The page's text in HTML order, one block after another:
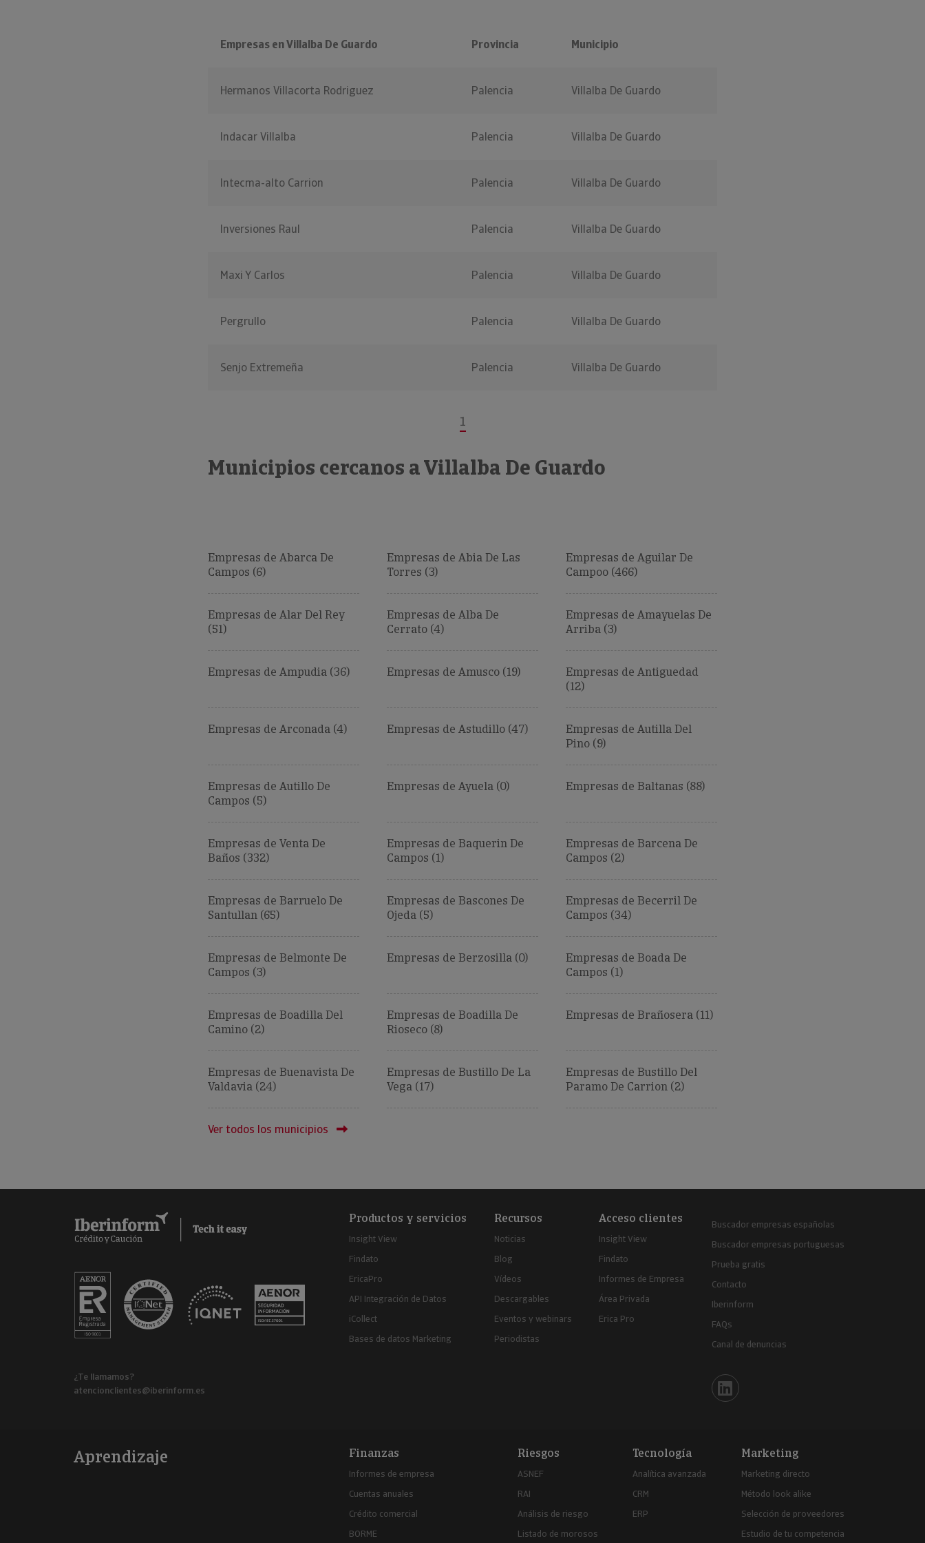
Empresas en Villalba De Guardo Provincia Municipio
Hermanos Villacorta Rodriguez Palencia Villalba De Guardo
Indacar Villalba Palencia Villalba De Guardo
Intecma-alto Carrion Palencia Villalba De Guardo
Inversiones Raul Palencia Villalba De Guardo
Maxi Y Carlos Palencia Villalba De Guardo
Pergrullo Palencia Villalba De Guardo
Senjo Extremeña Palencia Villalba De Guardo
1
Municipios cercanos a Villalba De Guardo
Empresas de Abarca De
Campos (6)
Empresas de Abia De Las
Torres (3)
Empresas de Aguilar De
Campoo (466)
Empresas de Alar Del Rey
(51)
Empresas de Alba De
Cerrato (4)
Empresas de Amayuelas De
Arriba (3)
Empresas de Ampudia (36) Empresas de Amusco (19)
Empresas de Antiguedad
(12)
Empresas de Arconada (4) Empresas de Astudillo (47)
Empresas de Autilla Del
Pino (9)
Empresas de Autillo De
Campos (5)
Empresas de Ayuela (0) Empresas de Baltanas (88)
Empresas de Venta De
Baños (332)
Empresas de Baquerin De
Campos (1)
Empresas de Barcena De
Campos (2)
Empresas de Barruelo De
Santullan (65)
Empresas de Bascones De
Ojeda (5)
Empresas de Becerril De
Campos (34)
Empresas de Belmonte De
Campos (3)
Empresas de Berzosilla (0)
Empresas de Boada De
Campos (1)
Empresas de Boadilla Del
Camino (2)
Empresas de Boadilla De
Rioseco (8)
Empresas de Brañosera (11)
Empresas de Buenavista De
Valdavia (24)
Empresas de Bustillo De La
Vega (17)
Empresas de Bustillo Del
Paramo De Carrion (2)
Ver todos los municipios
¿Te llamamos?
atencionclientes@iberinform.es
Productos y servicios
Insight View
Findato
EricaPro
API Integración de Datos
iCollect
Bases de datos Marketing
Recursos
Noticias
Blog
Vídeos
Descargables
Eventos y webinars
Periodistas
Acceso clientes
Insight View
Findato
Informes de Empresa
Área Privada
Erica Pro
Buscador empresas españolas
Buscador empresas portuguesas
Prueba gratis
Contacto
Iberinform
FAQs
Canal de denuncias
Iberinform en Linkedin
Aprendizaje Finanzas
Informes de empresa
Cuentas anuales
Crédito comercial
BORME
Riesgos
ASNEF
RAI
Análisis de riesgo
Listado de morosos
Tecnología
Analítica avanzada
CRM
ERP
Marketing
Marketing directo
Método look alike
Selección de proveedores
Estudio de tu competencia